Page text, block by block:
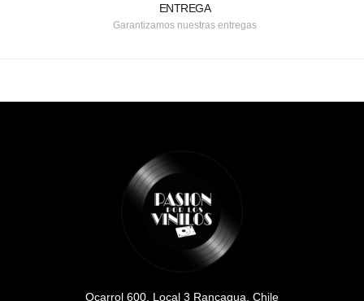
ENTREGA
Garantizamos nuestras entregas
Ocarrol 600, Local 3 Rancagua, Chile